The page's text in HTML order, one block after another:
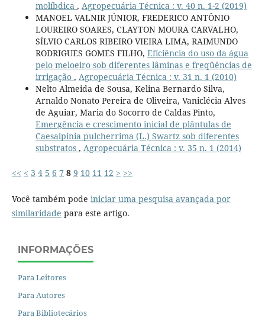
molíbdica , Agropecuária Técnica : v. 40 n. 1-2 (2019)
MANOEL VALNIR JÚNIOR, FREDERICO ANTÔNIO
LOUREIRO SOARES, CLAYTON MOURA CARVALHO,
SÍLVIO CARLOS RIBEIRO VIEIRA LIMA, RAIMUNDO
RODRIGUES GOMES FILHO, Eficiência do uso da água
pelo meloeiro sob diferentes lâminas e freqüências de
irrigação , Agropecuária Técnica : v. 31 n. 1 (2010)
Nelto Almeida de Sousa, Kelina Bernardo Silva,
Arnaldo Nonato Pereira de Oliveira, Vaniclécia Alves
de Aguiar, Maria do Socorro de Caldas Pinto,
Emergência e crescimento inicial de plântulas de
Caesalpinia pulcherrima (L.) Swartz sob diferentes
substratos , Agropecuária Técnica : v. 35 n. 1 (2014)
<< < 3 4 5 6 7 8 9 10 11 12 > >>
Você também pode iniciar uma pesquisa avançada por
similaridade para este artigo.
INFORMAÇÕES
Para Leitores
Para Autores
Para Bibliotecários